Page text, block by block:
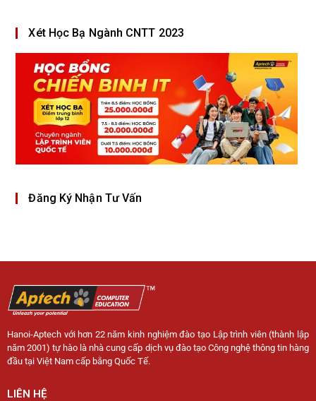
Xét Học Bạ Ngành CNTT 2023
Đăng Ký Nhận Tư Vấn
Hanoi-Aptech với hơn 22 năm kinh nghiệm đào tạo Lập trình viên (thành lập
năm 2001) tự hào là nhà cung cấp dịch vụ đào tạo Công nghệ thông tin hàng
đầu tại Việt Nam cấp bằng Quốc Tế.
LIÊN HỆ